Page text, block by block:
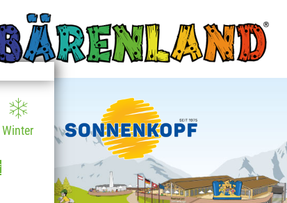
Winter